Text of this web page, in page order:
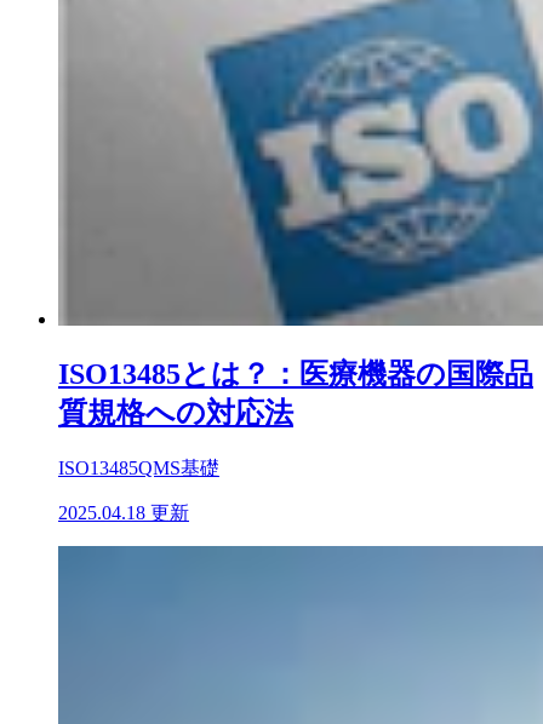
ISO13485とは？：医療機器の国際品
質規格への対応法
ISO13485QMS基礎
2025.04.18 更新